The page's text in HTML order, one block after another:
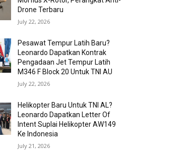
Drone Terbaru
July 22, 2026
Pesawat Tempur Latih Baru?
Leonardo Dapatkan Kontrak
Pengadaan Jet Tempur Latih
M346 F Block 20 Untuk TNI AU
July 22, 2026
Helikopter Baru Untuk TNI AL?
Leonardo Dapatkan Letter Of
Intent Suplai Helikopter AW149
Ke Indonesia
July 21, 2026